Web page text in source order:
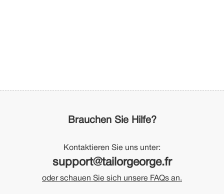
Brauchen Sie Hilfe?
Kontaktieren Sie uns unter:
support@tailorgeorge.fr
oder schauen Sie sich unsere FAQs an.